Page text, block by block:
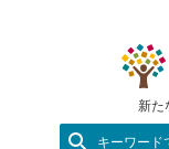
新た
キーワード